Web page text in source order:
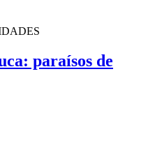
paraísos de